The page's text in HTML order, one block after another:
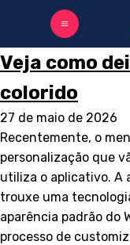
Veja como
colorido
27 de maio de 2026
Recentemente, o
personalização que
utiliza o aplicativo. A
trouxe uma
aparência padrão do
processo de